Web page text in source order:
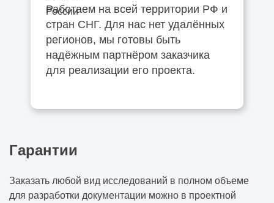
Работаем на всей территории РФ и
стран СНГ. Для нас нет удалённых
регионов, мы готовы быть
надёжным партнёром заказчика
для реализации его проекта.
Гарантии
Заказать любой вид исследований в полном объеме
для разработки документации можно в проектной